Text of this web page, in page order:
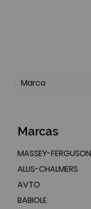
Marca
Marcas
MASSEY-FERGUSON
ALLIS-CHALMERS
AVTO
BABIOLE